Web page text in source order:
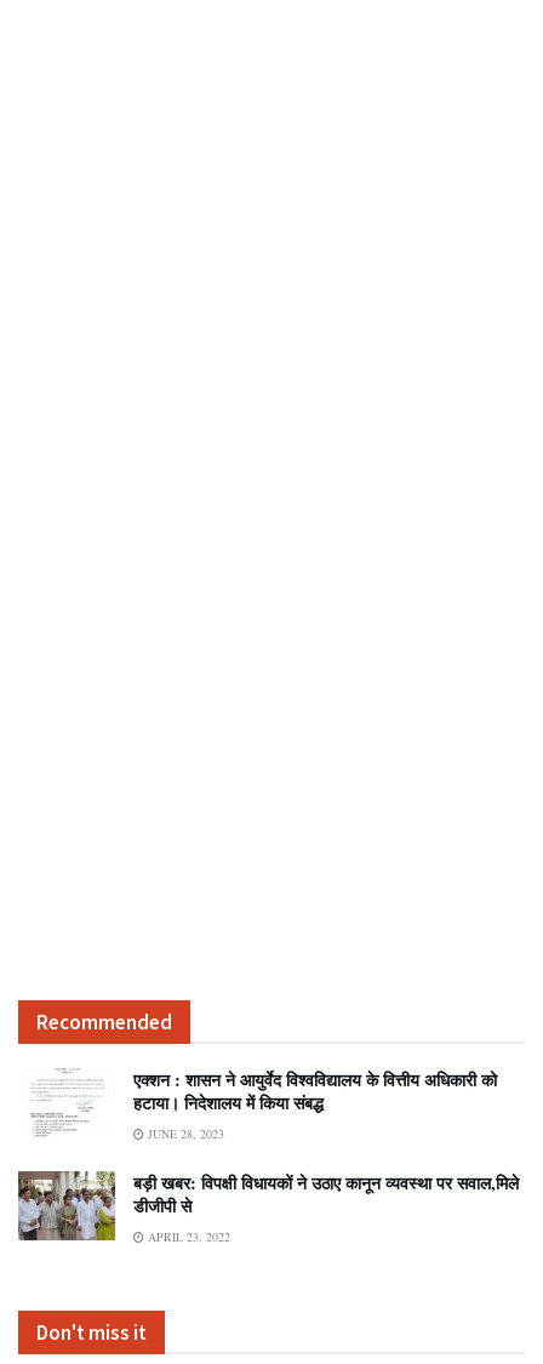
Recommended
एक्शन : शासन ने आयुर्वेद विश्वविद्यालय के वित्तीय अधिकारी को
हटाया। निदेशालय में किया संबद्ध
JUNE 28, 2023
बड़ी खबर: विपक्षी विधायकों ने उठाए कानून व्यवस्था पर सवाल,मिले
डीजीपी से
APRIL 23, 2022
Don't miss it